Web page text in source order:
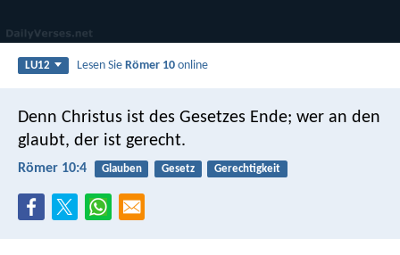
LU12 Lesen SieRömer 10 online
Denn Christus ist des Gesetzes Ende; wer an den
glaubt, der ist gerecht.
Römer 10:4 Glauben Gesetz Gerechtigkeit